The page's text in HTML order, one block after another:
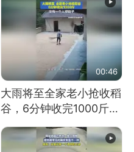
00:46
大雨将至全家老小抢收稻
谷，6分钟收完1000斤，
没有一个人掉链子